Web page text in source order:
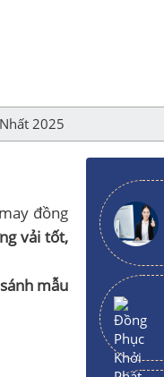
2025
đồng
vải tốt,
mẫu